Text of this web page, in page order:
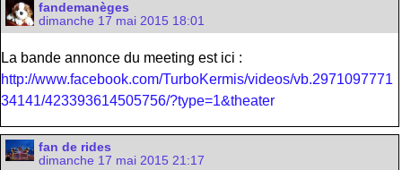
fandemanèges
dimanche 17 mai 2015 18:01
La bande annonce du meeting est ici :
http://www.facebook.com/TurboKermis/videos/vb.2971097771
34141/423393614505756/?type=1&theater
fan de rides
dimanche 17 mai 2015 21:17